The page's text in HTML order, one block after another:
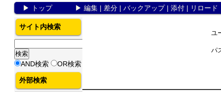
▶
トップ▶ 編集| 差分| バックアップ| 添付| リロード
ユ
パ
サイト内検索
AND検索 OR検索
外部検索